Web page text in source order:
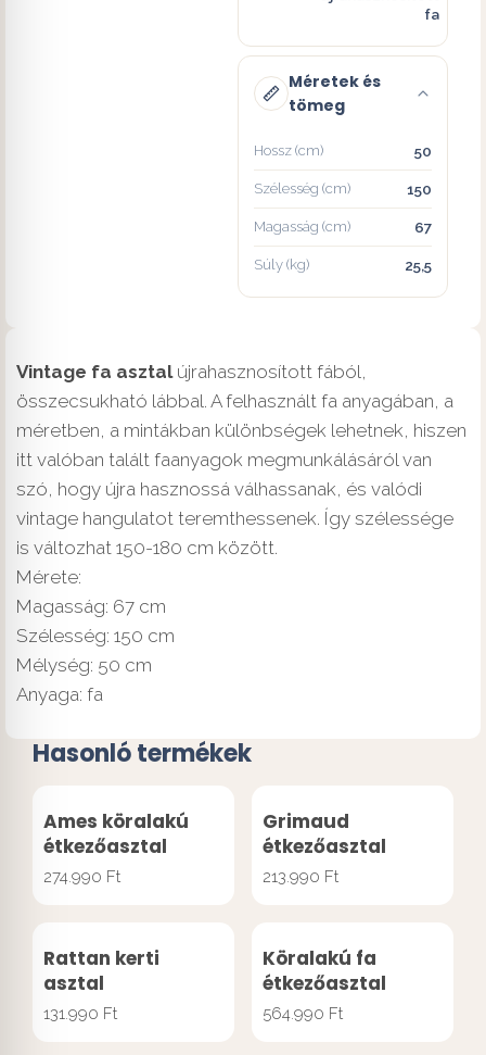
fa
Méretek és
tömeg
Hossz (cm) 50
Szélesség (cm) 150
Magasság (cm) 67
Súly (kg) 25,5
Vintage fa asztalújrahasznosított fából,
összecsukható lábbal. A felhasznált fa anyagában, a
méretben, a mintákban különbségek lehetnek, hiszen
itt valóban talált faanyagok megmunkálásáról van
szó, hogy újra hasznossá válhassanak, és valódi
vintage hangulatot teremthessenek. Így szélessége
is változhat 150-180 cm között.
Mérete:
Magasság: 67 cm
Szélesség: 150 cm
Mélység: 50 cm
Anyaga: fa
Hasonló termékek
Ames köralakú
étkezőasztal
274.990 Ft
Grimaud
étkezőasztal
213.990 Ft
Rattan kerti
asztal
131.990 Ft
Köralakú fa
étkezőasztal
564.990 Ft